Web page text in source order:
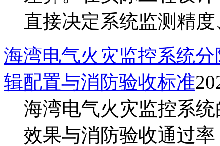
直接决定系统监测精度
海湾电气火灾监控系统
辑配置与消防验收标准
海湾电气火灾监控系
效果与消防验收通过